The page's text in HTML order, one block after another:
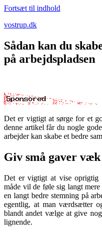
Fortsæt til indhold
vostrup.dk
Sådan kan du
på arbejdspladsen
Det er vigtigt at sørge for et
denne artikel får du nogle
arbejder kan skabe et bedre
Giv små gaver
Det er vigtigt at vise oprigtig
måde vil de føle sig langt
en langt bedre stemning på
egentlig, at man værdsætter
blandt andet vælge at give
lignende.